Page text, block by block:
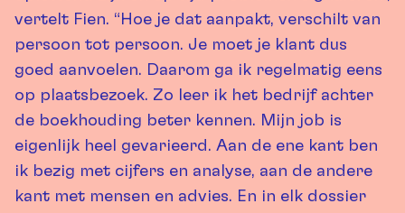
vertelt Fien. “Hoe je dat aanpakt, verschilt van
persoon tot persoon. Je moet je klant dus
goed aanvoelen. Daarom ga ik regelmatig eens
op plaatsbezoek. Zo leer ik het bedrijf achter
de boekhouding beter kennen. Mijn job is
eigenlijk heel gevarieerd. Aan de ene kant ben
ik bezig met cijfers en analyse, aan de andere
kant met mensen en advies. En in elk dossier